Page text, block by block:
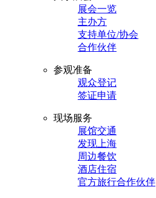
展会一览
主办方
支持单位/协会
合作伙伴
参观准备
观众登记
签证申请
现场服务
展馆交通
发现上海
周边餐饮
酒店住宿
官方旅行合作伙伴